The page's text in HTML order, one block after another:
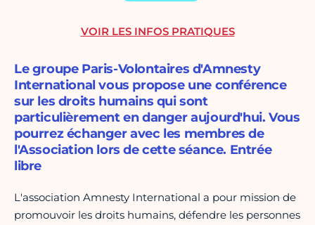
Le groupe Paris-Volontaires d'Amnesty
International vous propose une conférence
sur les droits humains qui sont
particulièrement en danger aujourd'hui. Vous
pourrez échanger avec les membres de
l'Association lors de cette séance. Entrée
libre
L'association Amnesty International a pour mission de
promouvoir les droits humains, défendre les personnes
VOIR LES INFOS PRATIQUES